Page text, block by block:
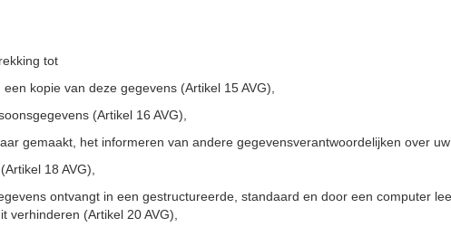
tot
kopie van deze gegevens (Artikel 15 AVG),
(Artikel 16 AVG),
gemaakt, het informeren van andere gegevensverantwoordelijken over
18 AVG),
ontvangt in een gestructureerde, standaard en door een computer
(Artikel 20 AVG),